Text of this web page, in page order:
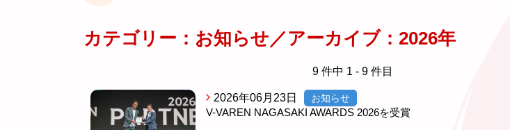
カテゴリー：お知らせ／アーカイブ：2026年
9 件中 1 - 9 件目
2026年06月23日 お知らせ
V-VAREN NAGASAKI AWARDS 2026を受賞